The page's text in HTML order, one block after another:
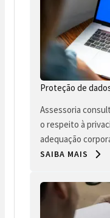
Proteção de
Assessoria
o respeito à
adequação
SAIBA MAIS